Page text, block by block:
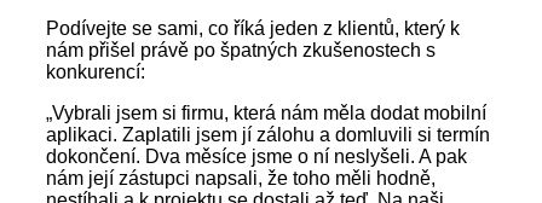
Podívejte se sami, co říká jeden z klientů, který k
nám přišel právě po špatných zkušenostech s
konkurencí:
„Vybrali jsem si firmu, která nám měla dodat mobilní
aplikaci. Zaplatili jsem jí zálohu a domluvili si termín
dokončení. Dva měsíce jsme o ní neslyšeli. A pak
nám její zástupci napsali, že toho měli hodně,